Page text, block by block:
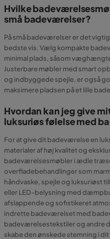
Hvilke
små badeværelser?
På små badeværelser er det
bedste vis. Vælg kompakte
minimal plads, såsom
Justerbare møbler med smart
og indbyggede spejle, er også
maksimere pladsen på et lille
Hvordan kan jeg give
luksuriøs følelse med
For at give dit badeværelse en
materialer af høj kvalitet og
badeværelsesmøbler i ædle
overfladebehandlinger som
håndvaske, spejle og luksuriøst
eller LED-belysning med
afslappende og sofistikeret
indrette badeværelset med
badeværelsestekstiler og andre
skabe den ønskede stemning i